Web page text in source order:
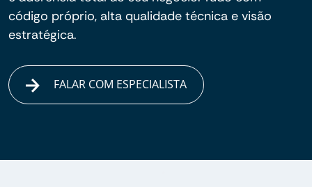
código próprio, alta qualidade técnica e visão
estratégica.
FALAR COM ESPECIALISTA